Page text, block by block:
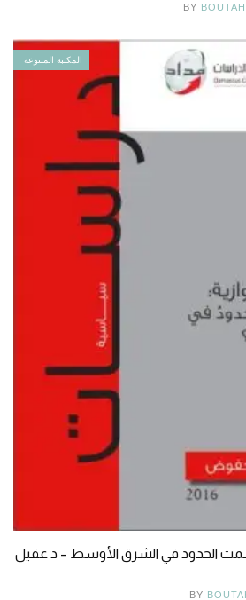
BY
المكتبة المتنوعة
رسمت الحدود في الشرق الأوسط – د عقيل
BY